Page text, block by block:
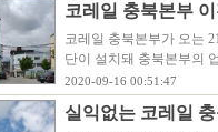
코레일 충북본부
코레일 충북본부가 오는
단이 설치돼 충북본부의
2020-09-16 00:51:47
실익없는 코레일